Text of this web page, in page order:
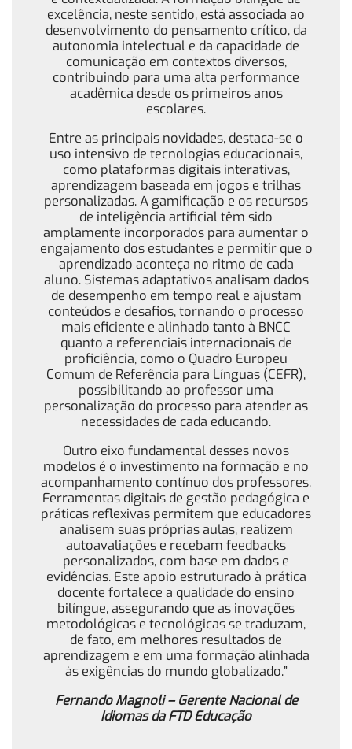
excelência, neste sentido, está associada ao
desenvolvimento do pensamento crítico, da
autonomia intelectual e da capacidade de
comunicação em contextos diversos,
contribuindo para uma alta performance
acadêmica desde os primeiros anos
escolares.
Entre as principais novidades, destaca-se o
uso intensivo de tecnologias educacionais,
como plataformas digitais interativas,
aprendizagem baseada em jogos e trilhas
personalizadas. A gamificação e os recursos
de inteligência artificial têm sido
amplamente incorporados para aumentar o
engajamento dos estudantes e permitir que o
aprendizado aconteça no ritmo de cada
aluno. Sistemas adaptativos analisam dados
de desempenho em tempo real e ajustam
conteúdos e desafios, tornando o processo
mais eficiente e alinhado tanto à BNCC
quanto a referenciais internacionais de
proficiência, como o Quadro Europeu
Comum de Referência para Línguas (CEFR),
possibilitando ao professor uma
personalização do processo para atender as
necessidades de cada educando.
Outro eixo fundamental desses novos
modelos é o investimento na formação e no
acompanhamento contínuo dos professores.
Ferramentas digitais de gestão pedagógica e
práticas reflexivas permitem que educadores
analisem suas próprias aulas, realizem
autoavaliações e recebam feedbacks
personalizados, com base em dados e
evidências. Este apoio estruturado à prática
docente fortalece a qualidade do ensino
bilíngue, assegurando que as inovações
metodológicas e tecnológicas se traduzam,
de fato, em melhores resultados de
aprendizagem e em uma formação alinhada
às exigências do mundo globalizado.”
Fernando Magnoli – Gerente Nacional de
Idiomas da FTD Educação